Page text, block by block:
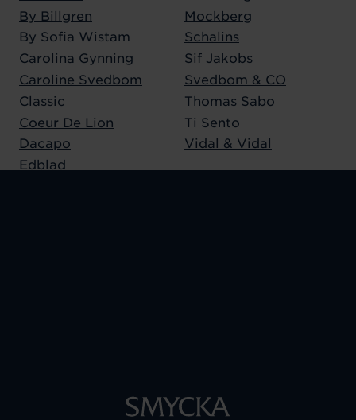
By Billgren
By Sofia Wistam
Carolina Gynning
Caroline Svedbom
Classic
Coeur De Lion
Dacapo
Edblad
Mockberg
Schalins
Sif Jakobs
Svedbom & CO
Thomas Sabo
Ti Sento
Vidal & Vidal